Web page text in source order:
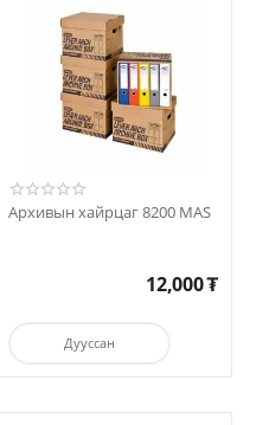
Архивын хайрцаг 8200 MAS
12,000₮
Дууссан